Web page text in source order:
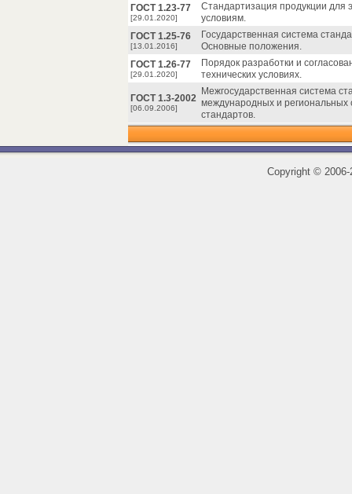
ГОСТ 1.23-77
[29.01.2020]
Стандартизация продукции для
условиям.
ГОСТ 1.25-76
[13.01.2016]
Государственная система
Основные положения.
ГОСТ 1.26-77
[29.01.2020]
Порядок разработки и
технических условиях.
ГОСТ 1.3-2002
[06.09.2006]
Межгосударственная система
международных и региональных
стандартов.
Copyright ©